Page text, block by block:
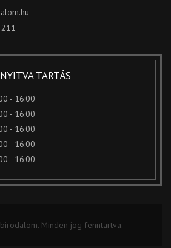
NYITVA TARTÁS
- 16:00
- 16:00
- 16:00
- 16:00
- 16:00
Minden jog fenntartva.